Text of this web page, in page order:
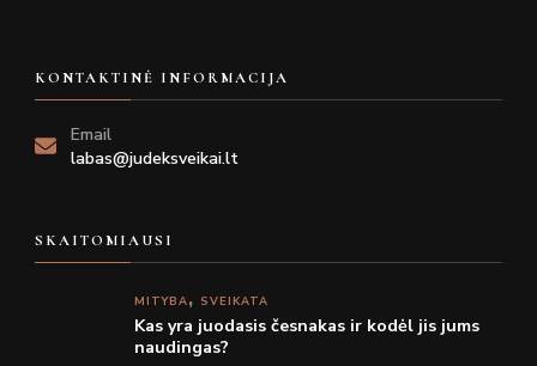
KONTAKTINĖ INFORMACIJA
Email
labas@judeksveikai.lt
SKAITOMIAUSI
MITYBA SVEIKATA
Kas yra juodasis česnakas ir kodėl jis jums
naudingas?